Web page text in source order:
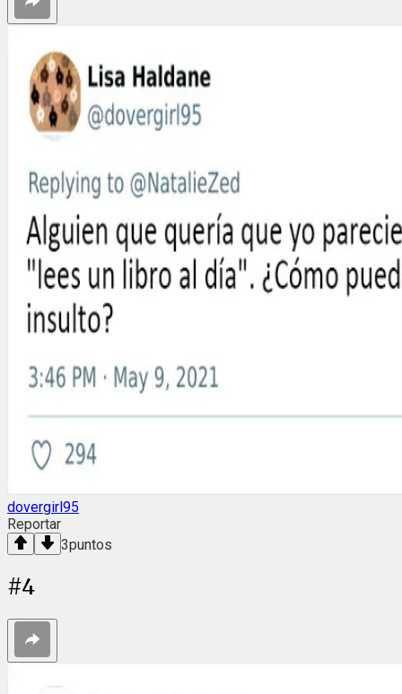
dovergirl95
Reportar
3puntos
#4